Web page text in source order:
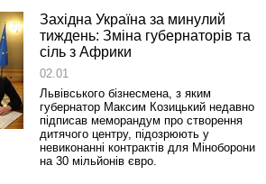
Західна Україна за минулий
тиждень: Зміна губернаторів та
сіль з Африки
02.01
Львівського бізнесмена, з яким
губернатор Максим Козицький недавно
підписав меморандум про створення
дитячого центру, підозрюють у
невиконанні контрактів для Міноборони
на 30 мільйонів євро.